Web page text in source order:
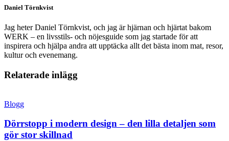
Daniel Törnkvist
Jag heter Daniel Törnkvist, och jag är hjärnan och hjärtat bakom
WERK – en livsstils- och nöjesguide som jag startade för att
inspirera och hjälpa andra att upptäcka allt det bästa inom mat, resor,
kultur och evenemang.
Relaterade inlägg
Blogg
Dörrstopp i modern design – den lilla detaljen som
gör stor skillnad